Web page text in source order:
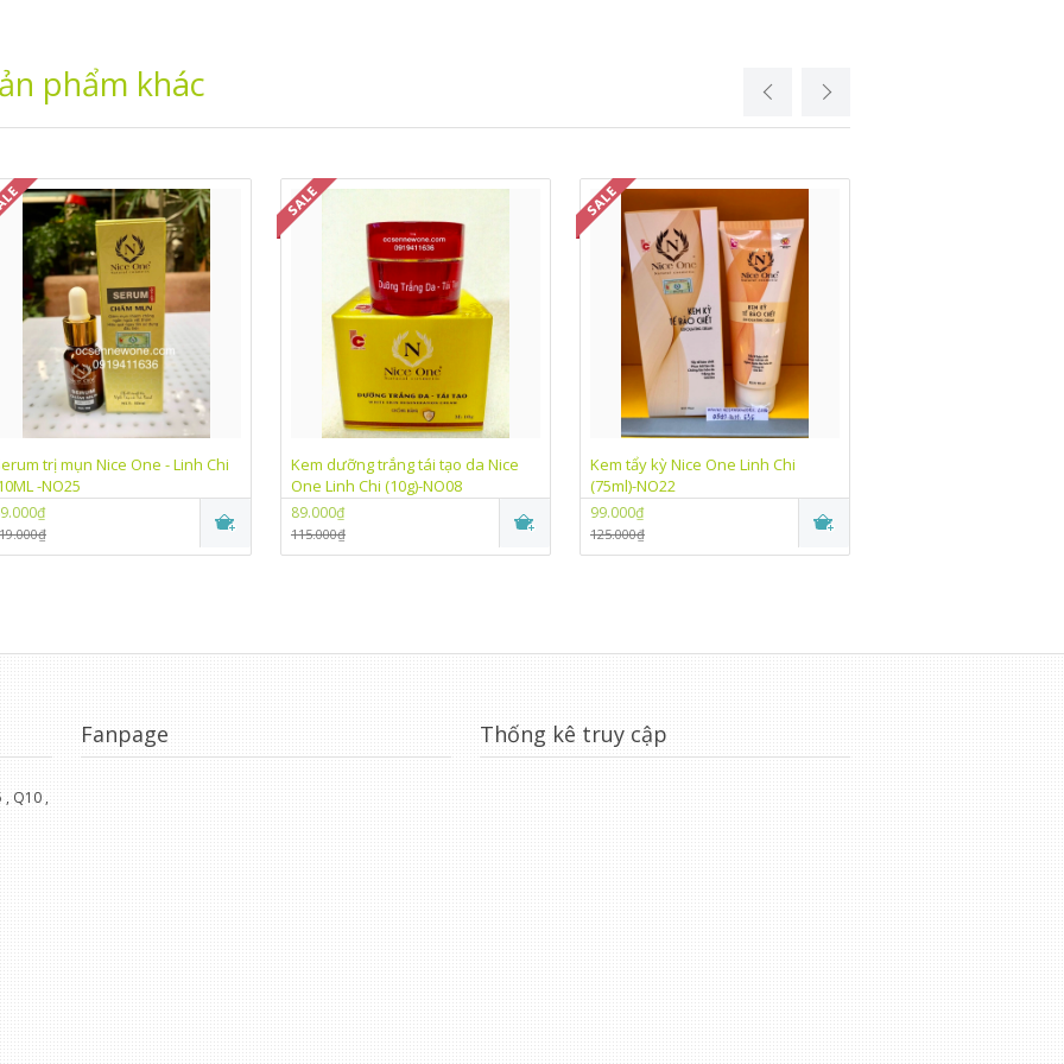
phẩm khác
trị mụn Nice One - Linh Chi
-NO25
Kem dưỡng trắng tái tạo da Nice
One Linh Chi (10g)-NO08
89.000₫
115.000₫
Kem tẩy kỳ Nice One Linh Chi
(75ml)-NO22
99.000₫
125.000₫
, Q10 ,
Fanpage Thống kê truy cập